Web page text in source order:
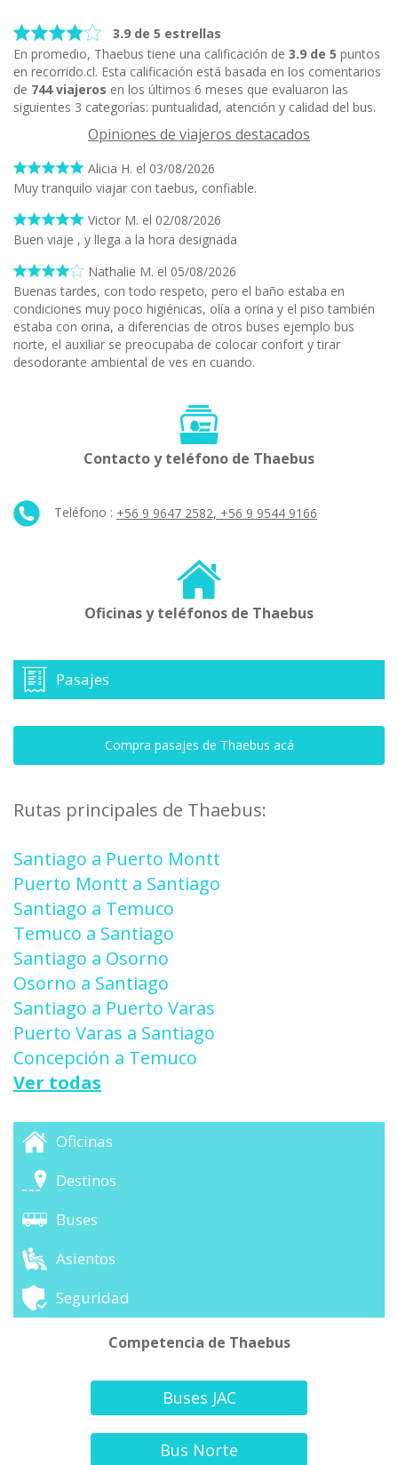
3.9 de 5 estrellas
En promedio, Thaebus tiene una calificación de 3.9 de 5 puntos
en recorrido.cl. Esta calificación está basada en los comentarios
de 744 viajeros en los últimos 6 meses que evaluaron las
siguientes 3 categorías: puntualidad, atención y calidad del bus.
Opiniones de viajeros destacados
Alicia H. el 03/08/2026
Muy tranquilo viajar con taebus, confiable.
Victor M. el 02/08/2026
Buen viaje , y llega a la hora designada
Nathalie M. el 05/08/2026
Buenas tardes, con todo respeto, pero el baño estaba en
condiciones muy poco higiénicas, olía a orina y el piso también
estaba con orina, a diferencias de otros buses ejemplo bus
norte, el auxiliar se preocupaba de colocar confort y tirar
desodorante ambiental de ves en cuando.
Contacto y teléfono de Thaebus
Teléfono : +56 9 9647 2582, +56 9 9544 9166
Oficinas y teléfonos de Thaebus
Pasajes
Compra pasajes de Thaebus acá
Rutas principales de Thaebus:
Santiago a Puerto Montt
Puerto Montt a Santiago
Santiago a Temuco
Temuco a Santiago
Santiago a Osorno
Osorno a Santiago
Santiago a Puerto Varas
Puerto Varas a Santiago
Concepción a Temuco
Ver todas
Oficinas
Destinos
Buses
Asientos
Seguridad
Competencia de Thaebus
Buses JAC
Bus Norte